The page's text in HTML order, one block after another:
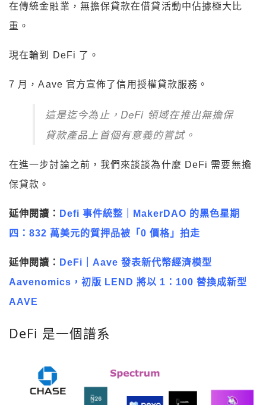
在傳統金融業，無擔保貸款在借貸活動中佔據極大比
重。
現在輪到 DeFi 了。
7 月，Aave 官方宣佈了信用授權貸款服務。
這是迄今為止，DeFi 領域在推出無擔保
貸款產品上首個有意義的嘗試。
在進一步討論之前，我們來談談為什麼 DeFi 需要無擔
保貸款。
延伸閱讀： Defi 事件統整｜MakerDAO 的黑色星期
四：832 萬美元的質押品被「0 價格」拍走
延伸閱讀： DeFi｜Aave 發表新代幣經濟模型
Aavenomics，初版 LEND 將以 1：100 替換成新型
AAVE
DeFi 是一個譜系